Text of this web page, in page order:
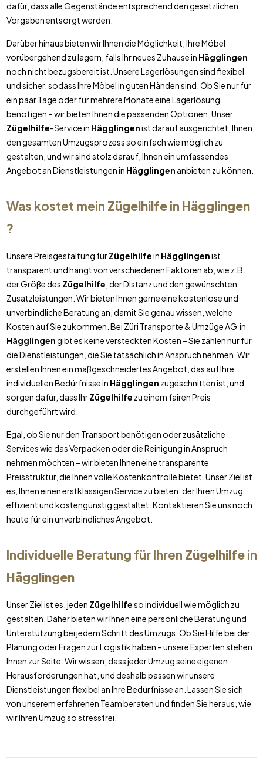
dafür, dass alle Gegenstände entsprechend den gesetzlichen
Vorgaben entsorgt werden.
Darüber hinaus bieten wir Ihnen die Möglichkeit, Ihre Möbel
vorübergehend zu lagern, falls Ihr neues Zuhause in Hägglingen
noch nicht bezugsbereit ist. Unsere Lagerlösungen sind flexibel
und sicher, sodass Ihre Möbel in guten Händen sind. Ob Sie nur für
ein paar Tage oder für mehrere Monate eine Lagerlösung
benötigen – wir bieten Ihnen die passenden Optionen. Unser
Zügelhilfe-Service in Hägglingenist darauf ausgerichtet, Ihnen
den gesamten Umzugsprozess so einfach wie möglich zu
gestalten, und wir sind stolz darauf, Ihnen ein umfassendes
Angebot an Dienstleistungen in Hägglingen anbieten zu können.
Was kostet mein Zügelhilfein Hägglingen
?
Unsere Preisgestaltung fürZügelhilfein Hägglingenist
transparent und hängt von verschiedenen Faktoren ab, wie z.B.
der Größe des Zügelhilfe , der Distanz und den gewünschten
Zusatzleistungen. Wir bieten Ihnen gerne eine kostenlose und
unverbindliche Beratung an, damit Sie genau wissen, welche
Kosten auf Sie zukommen. Bei Züri Transporte & Umzüge AG in
Hägglingengibt es keine versteckten Kosten – Sie zahlen nur für
die Dienstleistungen, die Sie tatsächlich in Anspruch nehmen. Wir
erstellen Ihnen ein maßgeschneidertes Angebot, das auf Ihre
individuellen Bedürfnisse in Hägglingen zugeschnitten ist, und
sorgen dafür, dass IhrZügelhilfe zu einem fairen Preis
durchgeführt wird.
Egal, ob Sie nur den Transport benötigen oder zusätzliche
Services wie das Verpacken oder die Reinigung in Anspruch
nehmen möchten – wir bieten Ihnen eine transparente
Preisstruktur, die Ihnen volle Kostenkontrolle bietet. Unser Ziel ist
es, Ihnen einen erstklassigen Service zu bieten, der Ihren Umzug
effizient und kostengünstig gestaltet. Kontaktieren Sie uns noch
heute für ein unverbindliches Angebot.
Individuelle Beratung für Ihren Zügelhilfein
Hägglingen
Unser Ziel ist es, jeden Zügelhilfeso individuell wie möglich zu
gestalten. Daher bieten wir Ihnen eine persönliche Beratung und
Unterstützung bei jedem Schritt des Umzugs. Ob Sie Hilfe bei der
Planung oder Fragen zur Logistik haben – unsere Experten stehen
Ihnen zur Seite. Wir wissen, dass jeder Umzug seine eigenen
Herausforderungen hat, und deshalb passen wir unsere
Dienstleistungen flexibel an Ihre Bedürfnisse an. Lassen Sie sich
von unserem erfahrenen Team beraten und finden Sie heraus, wie
wir Ihren Umzug so stressfrei.